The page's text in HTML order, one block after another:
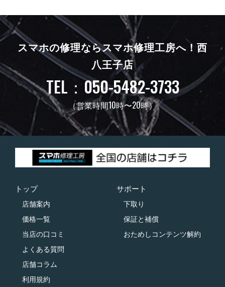
スマホの修理ならスマホ修理工房へ！ 西
八王子店
TEL：050-5482-3733
（営業時間10時〜20時）
トップ
店舗案内
価格一覧
当店の口コミ
よくある質問
店舗コラム
利用規約
サポート
下取り
保証と補償
おためしコンテンツ解約